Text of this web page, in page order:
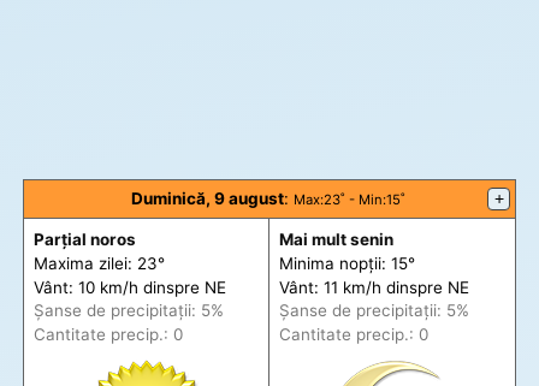
Duminică, 9 august: Max:23˚ - Min:15˚ +
Parțial noros
Maxima zilei: 23°
Vânt: 10 km/h dinspre NE
Șanse de precipitații: 5%
Cantitate precip.: 0
Mai mult senin
Minima nopții: 15°
Vânt: 11 km/h dinspre NE
Șanse de precipitații: 5%
Cantitate precip.: 0